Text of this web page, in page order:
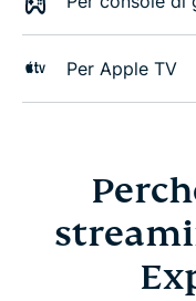
Per Apple TV